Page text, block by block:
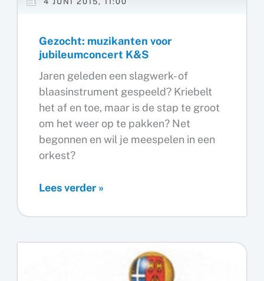
Gezocht: muzikanten voor
jubileumconcert K&S
Jaren geleden een slagwerk- of
blaasinstrument gespeeld? Kriebelt
het af en toe, maar is de stap te groot
om het weer op te pakken? Net
begonnen en wil je meespelen in een
orkest?
Gezocht:
jubileumconcert
Lees verder »